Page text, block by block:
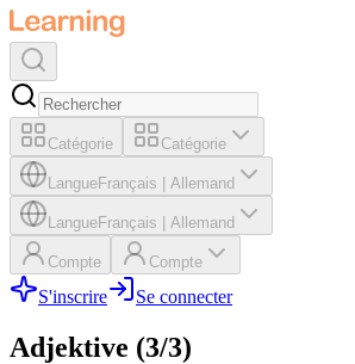
Catégorie Catégorie
LangueFrançais Allemand
LangueFrançais Allemand
Compte Compte
S'inscrire Se connecter
Adjektive (3/3)